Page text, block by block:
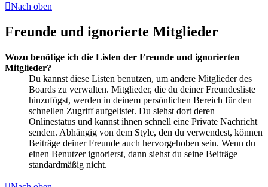
Nach oben
Freunde und ignorierte Mitglieder
Wozu benötige ich die Listen der Freunde und ignorierten
Mitglieder?
Du kannst diese Listen benutzen, um andere Mitglieder des
Boards zu verwalten. Mitglieder, die du deiner Freundesliste
hinzufügst, werden in deinem persönlichen Bereich für den
schnellen Zugriff aufgelistet. Du siehst dort deren
Onlinestatus und kannst ihnen schnell eine Private Nachricht
senden. Abhängig von dem Style, den du verwendest, können
Beiträge deiner Freunde auch hervorgehoben sein. Wenn du
einen Benutzer ignorierst, dann siehst du seine Beiträge
standardmäßig nicht.